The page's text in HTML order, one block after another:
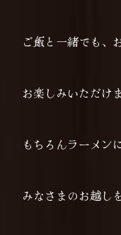
ご飯と一緒でも、
お楽しみいただけ
もちろんラーメン
みなさまのお越し